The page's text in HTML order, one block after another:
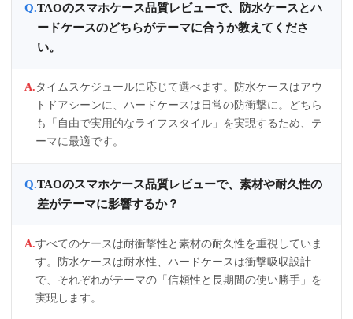
TAOのスマホケース品質レビューで、防水ケースとハ
ードケースのどちらがテーマに合うか教えてくださ
い。
タイムスケジュールに応じて選べます。防水ケースはアウ
トドアシーンに、ハードケースは日常の防衝撃に。どちら
も「自由で実用的なライフスタイル」を実現するため、テ
ーマに最適です。
TAOのスマホケース品質レビューで、素材や耐久性の
差がテーマに影響するか？
すべてのケースは耐衝撃性と素材の耐久性を重視していま
す。防水ケースは耐水性、ハードケースは衝撃吸収設計
で、それぞれがテーマの「信頼性と長期間の使い勝手」を
実現します。